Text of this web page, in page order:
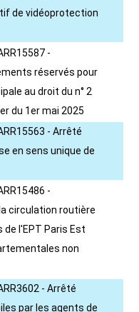
de vidéoprotection
-
réservés pour
au droit du n° 2
du 1er mai 2025
- Arrêté
en sens unique de
-
circulation routière
l'EPT Paris Est
non
- Arrêté
par les agents de